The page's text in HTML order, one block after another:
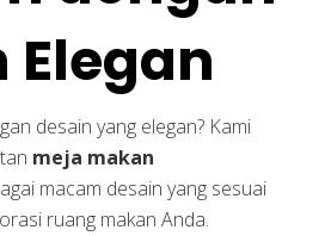
Elegan
desain yang elegan? Kami
meja makan
macam desain yang sesuai
ruang makan Anda.